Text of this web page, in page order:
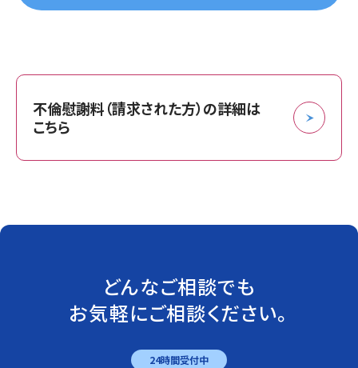
不倫慰謝料（請求された方）の詳細は
こちら
どんなご相談でも
お気軽にご相談ください。
24時間受付中